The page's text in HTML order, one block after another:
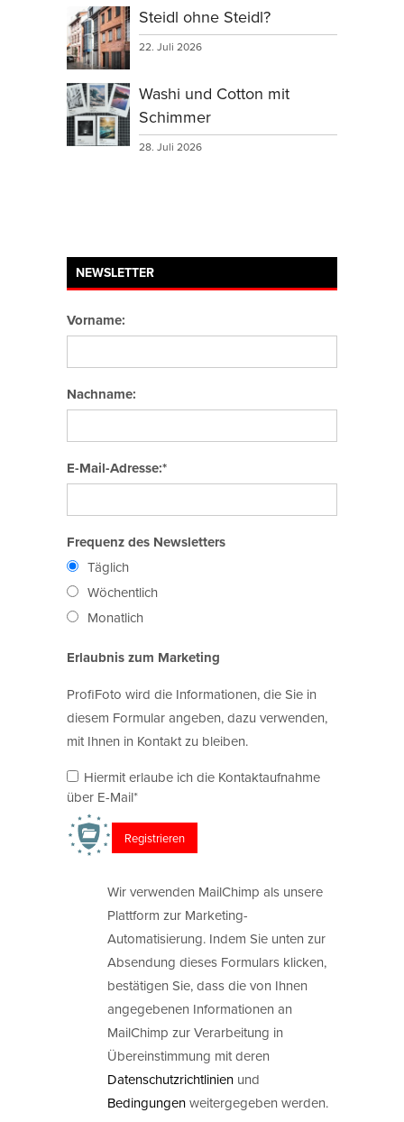
Steidl ohne Steidl?
22. Juli 2026
Washi und Cotton mit
Schimmer
28. Juli 2026
NEWSLETTER
Vorname:
Nachname:
E-Mail-Adresse:*
Frequenz des Newsletters
Täglich
Wöchentlich
Monatlich
Erlaubnis zum Marketing
ProfiFoto wird die Informationen, die Sie in
diesem Formular angeben, dazu verwenden,
mit Ihnen in Kontakt zu bleiben.
Hiermit erlaube ich die Kontaktaufnahme
über E-Mail*
Wir verwenden MailChimp als unsere
Plattform zur Marketing-
Automatisierung. Indem Sie unten zur
Absendung dieses Formulars klicken,
bestätigen Sie, dass die von Ihnen
angegebenen Informationen an
MailChimp zur Verarbeitung in
Übereinstimmung mit deren
Datenschutzrichtlinien und
Bedingungenweitergegeben werden.